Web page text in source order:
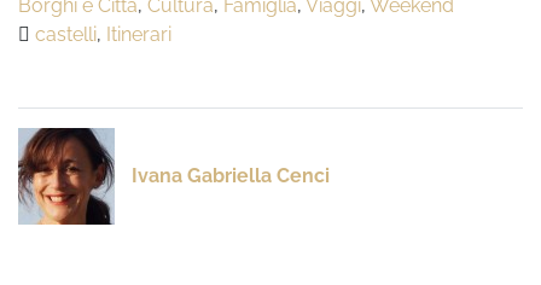
Borghi e Citta, Cultura, Famiglia, Viaggi, Weekend
castelli, Itinerari
Ivana Gabriella Cenci